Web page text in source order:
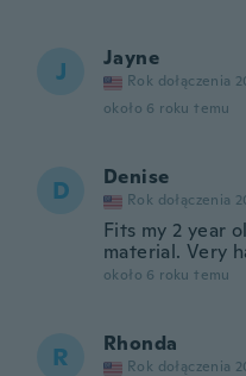
J Jayne
Rok dołączenia
około 6 roku temu
D Denise
Rok dołączenia
Fits my 2 year
material. Very
około 6 roku temu
R Rhonda
Rok dołączenia